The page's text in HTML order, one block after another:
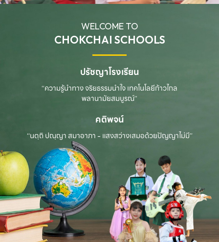
WELCOME TO
CHOKCHAI SCHOOLS
ปรัชญาโรงเรียน
“ความรู้นำทาง จริยธรรมนำใจ เทคโนโลยีก้าวไกล
พลานามัยสมบูรณ์”
คติพจน์
“นตฺถิ ปณฺญา สมาอาภา - แสงสว่างเสมอด้วยปัญญาไม่มี”